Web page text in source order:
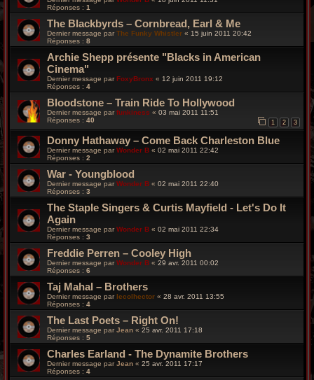
Réponses : 1
The Blackbyrds – Cornbread, Earl & Me
Dernier message par The Funky Whistler « 15 juin 2011 20:42
Réponses : 8
Archie Shepp présente "Blacks in American
Cinema"
Dernier message par FoxyBronx « 12 juin 2011 19:12
Réponses : 4
Bloodstone – Train Ride To Hollywood
Dernier message par funkiness « 03 mai 2011 11:51
Réponses : 40 1 2 3
Donny Hathaway – Come Back Charleston Blue
Dernier message parWonder B « 02 mai 2011 22:42
Réponses : 2
War - Youngblood
Dernier message par Wonder B « 02 mai 2011 22:40
Réponses : 3
The Staple Singers & Curtis Mayfield - Let's Do It
Again
Dernier message par Wonder B « 02 mai 2011 22:34
Réponses : 3
Freddie Perren – Cooley High
Dernier message par Wonder B « 29 avr. 2011 00:02
Réponses : 6
Taj Mahal – Brothers
Dernier message parlecolhector « 28 avr. 2011 13:55
Réponses : 4
The Last Poets – Right On!
Dernier message par Jean « 25 avr. 2011 17:18
Réponses : 5
Charles Earland - The Dynamite Brothers
Dernier message parJean « 25 avr. 2011 17:17
Réponses : 4